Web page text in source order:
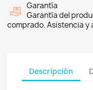
Garantía
Garantía del
comprado. Asistencia y
Descripción